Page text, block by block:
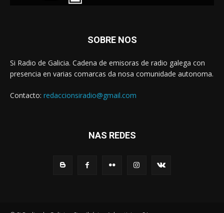
SOBRE NOS
Si Radio de Galicia. Cadena de emisoras de radio galega con
presencia en varias comarcas da nosa comunidade autonoma.
Contacto: redaccionsiradio@gmail.com
NAS REDES